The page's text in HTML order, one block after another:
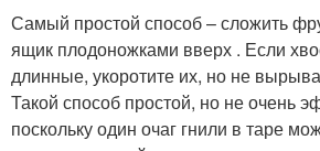
Самый простой способ – сложить
ящик плодоножками вверх . Если
длинные, укоротите их, но не
Такой способ простой, но не очень
поскольку один очаг гнили в таре